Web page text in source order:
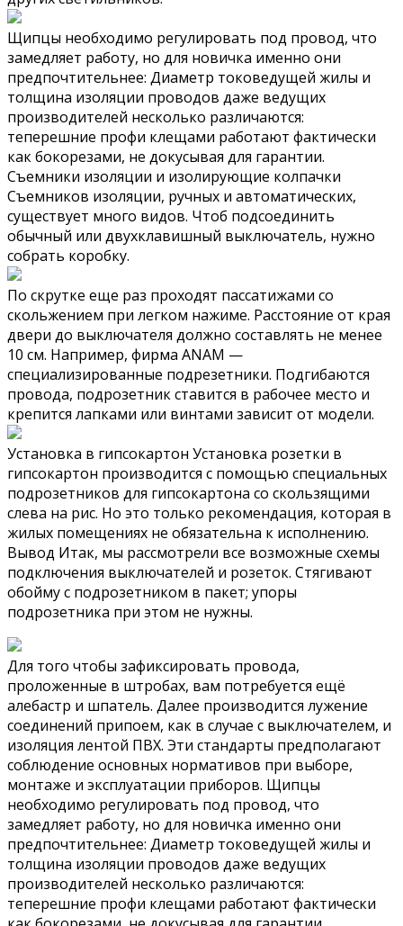
Щипцы необходимо регулировать под провод, что
замедляет работу, но для новичка именно они
предпочтительнее: Диаметр токоведущей жилы и
толщина изоляции проводов даже ведущих
производителей несколько различаются:
теперешние профи клещами работают фактически
как бокорезами, не докусывая для гарантии.
Съемники изоляции и изолирующие колпачки
Съемников изоляции, ручных и автоматических,
существует много видов. Чтоб подсоединить
обычный или двухклавишный выключатель, нужно
собрать коробку.
По скрутке еще раз проходят пассатижами со
скольжением при легком нажиме. Расстояние от края
двери до выключателя должно составлять не менее
10 см. Например, фирма ANAM —
специализированные подрезетники. Подгибаются
провода, подрозетник ставится в рабочее место и
крепится лапками или винтами зависит от модели.
Установка в гипсокартон Установка розетки в
гипсокартон производится с помощью специальных
подрозетников для гипсокартона со скользящими
слева на рис. Но это только рекомендация, которая в
жилых помещениях не обязательна к исполнению.
Вывод Итак, мы рассмотрели все возможные схемы
подключения выключателей и розеток. Стягивают
обойму с подрозетником в пакет; упоры
подрозетника при этом не нужны.
Для того чтобы зафиксировать провода,
проложенные в штробах, вам потребуется ещё
алебастр и шпатель. Далее производится лужение
соединений припоем, как в случае с выключателем, и
изоляция лентой ПВХ. Эти стандарты предполагают
соблюдение основных нормативов при выборе,
монтаже и эксплуатации приборов. Щипцы
необходимо регулировать под провод, что
замедляет работу, но для новичка именно они
предпочтительнее: Диаметр токоведущей жилы и
толщина изоляции проводов даже ведущих
производителей несколько различаются:
теперешние профи клещами работают фактически